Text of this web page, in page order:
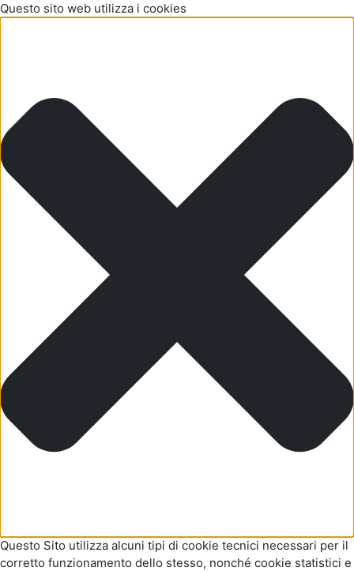
Questo sito web utilizza i cookies
Questo Sito utilizza alcuni tipi di cookie tecnici necessari per il
corretto funzionamento dello stesso, nonché cookie statistici e